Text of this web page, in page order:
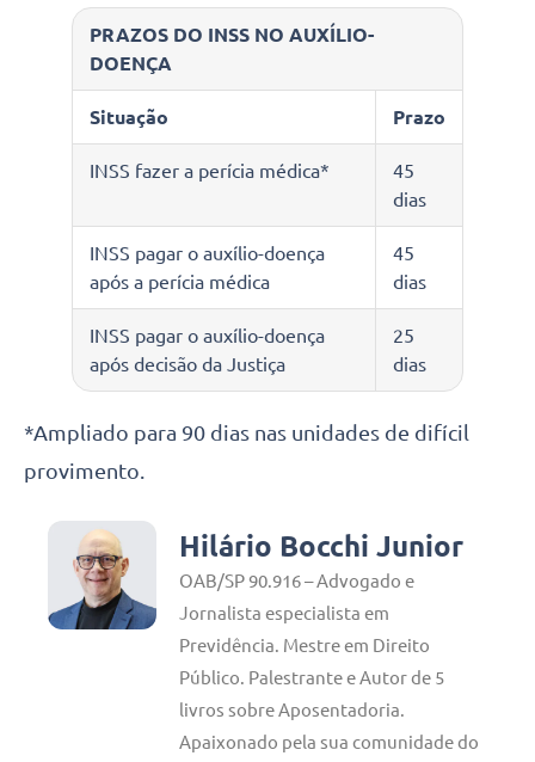
PRAZOS DO INSS NO AUXÍLIO-
DOENÇA
Situação Prazo
INSS fazer a perícia médica*
45
dias
INSS pagar o auxílio-doença
após a perícia médica
45
dias
INSS pagar o auxílio-doença
após decisão da Justiça
25
dias
*Ampliado para 90 dias nas unidades de difícil
provimento.
Hilário Bocchi Junior
OAB/SP 90.916 – Advogado e
Jornalista especialista em
Previdência. Mestre em Direito
Público. Palestrante e Autor de 5
livros sobre Aposentadoria.
Apaixonado pela sua comunidade do